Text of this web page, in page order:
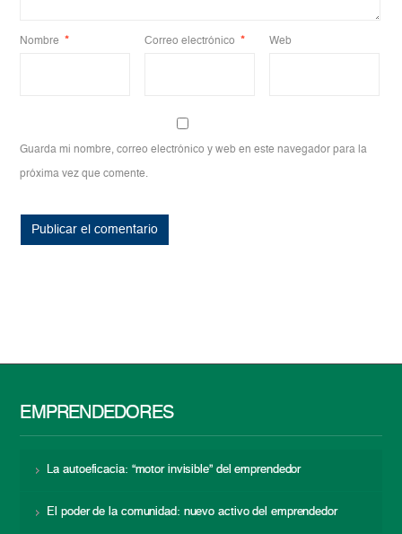
Nombre * Correo electrónico * Web
Guarda mi nombre, correo electrónico y web en este navegador para la
próxima vez que comente.
EMPRENDEDORES
La autoeficacia: “motor invisible” del emprendedor
El poder de la comunidad: nuevo activo del emprendedor